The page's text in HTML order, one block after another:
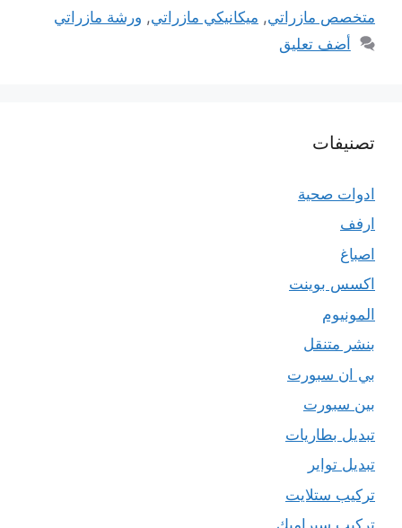
متخصص مازراتي, ميكانيكي مازراتي, ورشة مازراتي
أضف تعليق
تصنيفات
ادوات صحية
ارفف
اصباغ
اكسس بوينت
المونيوم
بنشر متنقل
بي ان سبورت
بين سبورت
تبديل بطاريات
تبديل تواير
تركيب ستلايت